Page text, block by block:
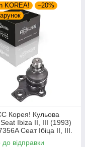
KOREA!
–20%
Корея! Кульова
Ibiza II, III (1993)
Сеат Ібіца II, III.
Корея - Оригинал!
до відправки